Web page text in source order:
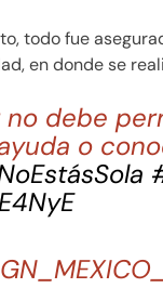
todo fue
en donde se
debe
o